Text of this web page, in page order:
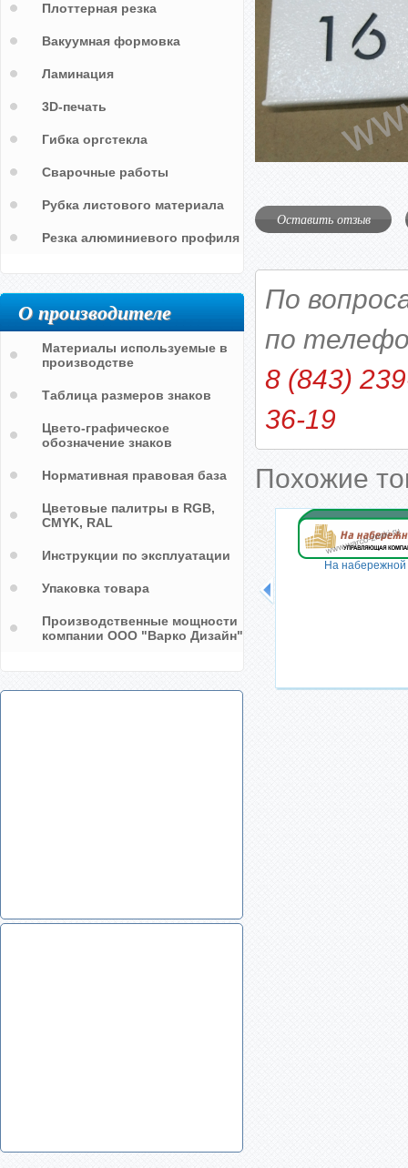
Оставить отзыв
По
по
8 (843)
36-19
Похожие
На набережной
Плоттерная резка
Вакуумная формовка
Ламинация
3D-печать
Гибка оргстекла
Сварочные работы
Рубка листового материала
Резка алюминиевого профиля
О производителе
Материалы используемые в
производстве
Таблица размеров знаков
Цвето-графическое
обозначение знаков
Нормативная правовая база
Цветовые палитры в RGB,
CMYK, RAL
Инструкции по эксплуатации
Упаковка товара
Производственные мощности
компании ООО "Варко Дизайн"